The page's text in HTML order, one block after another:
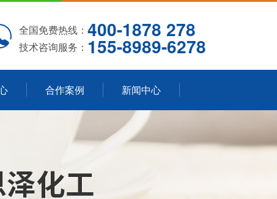
全国免费热线： 400-1878 278
技术咨询服务： 155-8989-6278
合作案例 新闻中心